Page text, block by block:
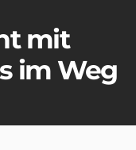
mit
im Weg